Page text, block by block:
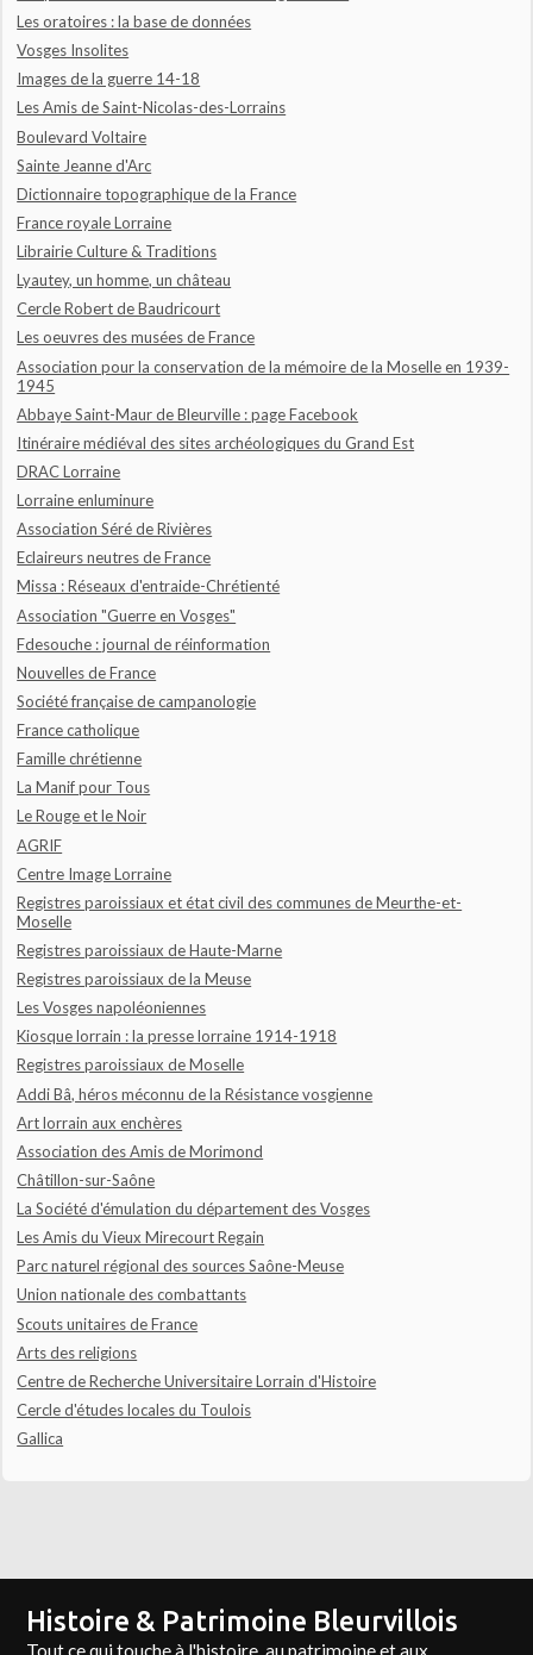
Les oratoires : la base de données
Vosges Insolites
Images de la guerre 14-18
Les Amis de Saint-Nicolas-des-Lorrains
Boulevard Voltaire
Sainte Jeanne d'Arc
Dictionnaire topographique de la France
France royale Lorraine
Librairie Culture & Traditions
Lyautey, un homme, un château
Cercle Robert de Baudricourt
Les oeuvres des musées de France
Association pour la conservation de la mémoire de la Moselle en 1939-
1945
Abbaye Saint-Maur de Bleurville : page Facebook
Itinéraire médiéval des sites archéologiques du Grand Est
DRAC Lorraine
Lorraine enluminure
Association Séré de Rivières
Eclaireurs neutres de France
Missa : Réseaux d'entraide-Chrétienté
Association "Guerre en Vosges"
Fdesouche : journal de réinformation
Nouvelles de France
Société française de campanologie
France catholique
Famille chrétienne
La Manif pour Tous
Le Rouge et le Noir
AGRIF
Centre Image Lorraine
Registres paroissiaux et état civil des communes de Meurthe-et-
Moselle
Registres paroissiaux de Haute-Marne
Registres paroissiaux de la Meuse
Les Vosges napoléoniennes
Kiosque lorrain : la presse lorraine 1914-1918
Registres paroissiaux de Moselle
Addi Bâ, héros méconnu de la Résistance vosgienne
Art lorrain aux enchères
Association des Amis de Morimond
Châtillon-sur-Saône
La Société d'émulation du département des Vosges
Les Amis du Vieux Mirecourt Regain
Parc naturel régional des sources Saône-Meuse
Union nationale des combattants
Scouts unitaires de France
Arts des religions
Centre de Recherche Universitaire Lorrain d'Histoire
Cercle d'études locales du Toulois
Gallica
Histoire & Patrimoine Bleurvillois
Tout ce qui touche à l'histoire, au patrimoine et aux